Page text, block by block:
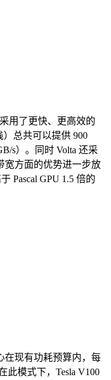
用了更快、更高效的
总共可以提供 900
s）。同时 Volta 还采
宽方面的优势进一步放
Pascal GPU 1.5 倍的
在现有功耗预算内，每
此模式下，Tesla V100